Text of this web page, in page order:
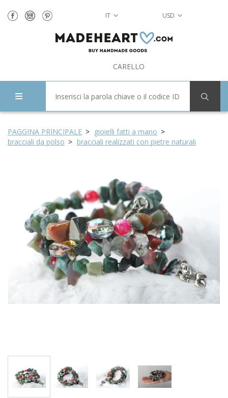
IT USD
CARELLO
PAGGINA PRINCIPALE
gioielli fatti a mano
bracciali da polso
bracciali realizzati con pietre naturali